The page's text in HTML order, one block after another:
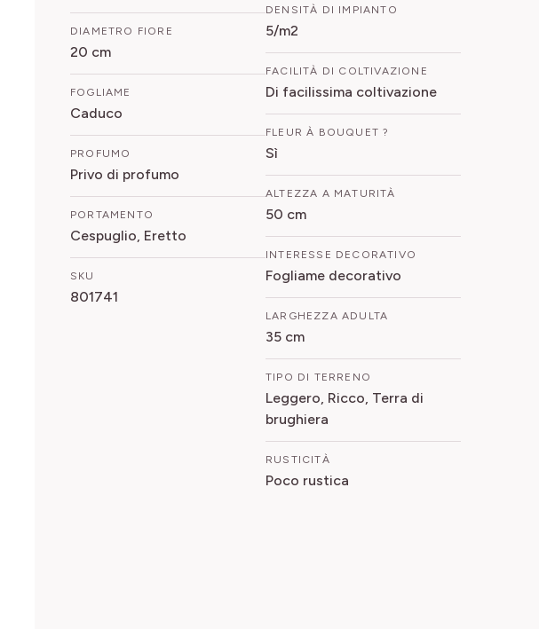
DIAMETRO FIORE
20 cm
FOGLIAME
Caduco
PROFUMO
Privo di profumo
PORTAMENTO
Cespuglio, Eretto
SKU
801741
DENSITÀ DI IMPIANTO
5/m2
FACILITÀ DI COLTIVAZIONE
Di facilissima coltivazione
FLEUR À BOUQUET ?
Sì
ALTEZZA A MATURITÀ
50 cm
INTERESSE DECORATIVO
Fogliame decorativo
LARGHEZZA ADULTA
35 cm
TIPO DI TERRENO
Leggero, Ricco, Terra di
brughiera
RUSTICITÀ
Poco rustica